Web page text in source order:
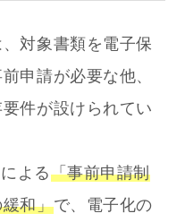
対象書類を電子保
申請が必要な他、
件が設けられてい
よる「事前申請制
和」で、電子化の